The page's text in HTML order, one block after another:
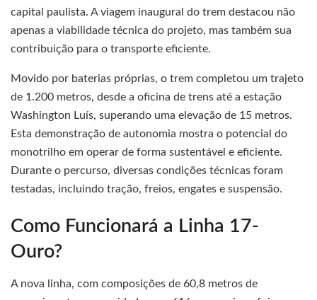
capital paulista. A viagem inaugural do trem destacou não
apenas a viabilidade técnica do projeto, mas também sua
contribuição para o transporte eficiente.
Movido por baterias próprias, o trem completou um trajeto
de 1.200 metros, desde a oficina de trens até a estação
Washington Luís, superando uma elevação de 15 metros.
Esta demonstração de autonomia mostra o potencial do
monotrilho em operar de forma sustentável e eficiente.
Durante o percurso, diversas condições técnicas foram
testadas, incluindo tração, freios, engates e suspensão.
Como Funcionará a Linha 17-
Ouro?
A nova linha, com composições de 60,8 metros de